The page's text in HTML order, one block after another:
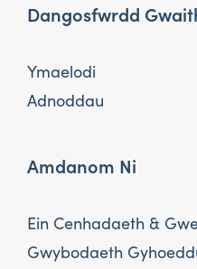
Dangosfwrdd
Ymaelodi
Adnoddau
Amdanom Ni
Ein Cenhadaeth &
Gwybodaeth